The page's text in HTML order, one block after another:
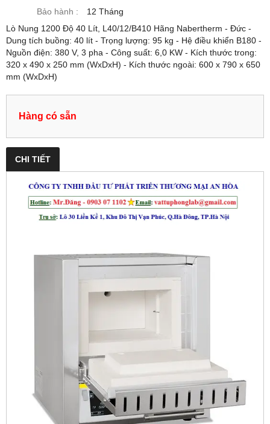
Bảo hành :
12 Tháng
Lò Nung 1200 Độ 40 Lít, L40/12/B410 Hãng Nabertherm - Đức -
Dung tích buồng: 40 lít - Trọng lượng: 95 kg - Hệ điều khiển B180 -
Nguồn điện: 380 V, 3 pha - Công suất: 6,0 KW - Kích thước trong:
320 x 490 x 250 mm (WxDxH) - Kích thước ngoài: 600 x 790 x 650
mm (WxDxH)
Hàng có sẵn
CHI TIẾT